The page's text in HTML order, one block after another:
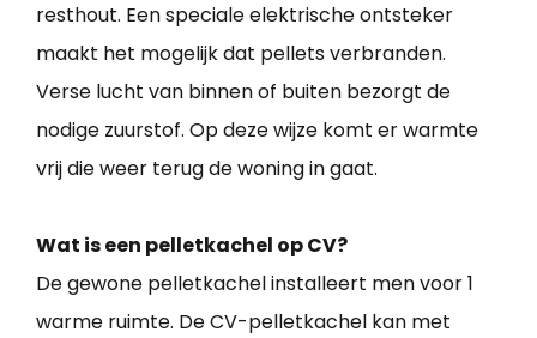
resthout. Een speciale elektrische ontsteker
maakt het mogelijk dat pellets verbranden.
Verse lucht van binnen of buiten bezorgt de
nodige zuurstof. Op deze wijze komt er warmte
vrij die weer terug de woning in gaat.
Wat is een pelletkachel op CV?
De gewone pelletkachel installeert men voor 1
warme ruimte. De CV-pelletkachel kan met